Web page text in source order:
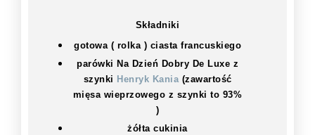
Składniki
gotowa ( rolka ) ciasta francuskiego
parówki Na Dzień Dobry De Luxe z
szynki Henryk Kania(zawartość
mięsa wieprzowego z szynki to 93%
)
żółta cukinia